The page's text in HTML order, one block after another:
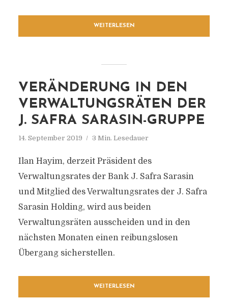
WEITERLESEN
VERÄNDERUNG IN DEN
VERWALTUNGSRÄTEN DER
J. SAFRA SARASIN-GRUPPE
14. September 2019 3 Min. Lesedauer
Ilan Hayim, derzeit Präsident des
Verwaltungsrates der Bank J. Safra Sarasin
und Mitglied des Verwaltungsrates der J. Safra
Sarasin Holding, wird aus beiden
Verwaltungsräten ausscheiden und in den
nächsten Monaten einen reibungslosen
Übergang sicherstellen.
WEITERLESEN